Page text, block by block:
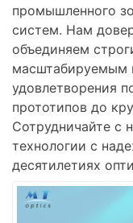
промышленного
систем. Нам
объединяем
масштабируемым
удовлетворения
прототипов до
Сотрудничайте с
технологии с
десятилетиях